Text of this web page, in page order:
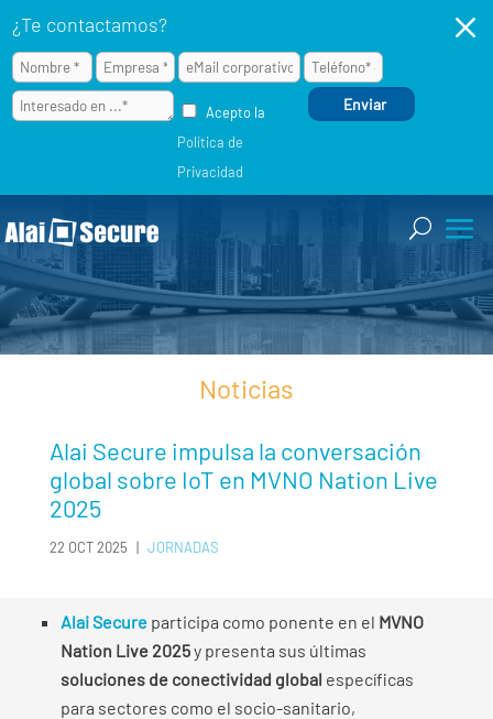
¿Te contactamos?
Acepto la
Política de
Privacidad
M
Noticias
Alai Secure impulsa la conversación
global sobre IoT en MVNO Nation Live
2025
22 OCT 2025 | JORNADAS
Alai Secureparticipa como ponente en el MVNO
Nation Live 2025y presenta sus últimas
soluciones de conectividad global específicas
para sectores como el socio-sanitario,